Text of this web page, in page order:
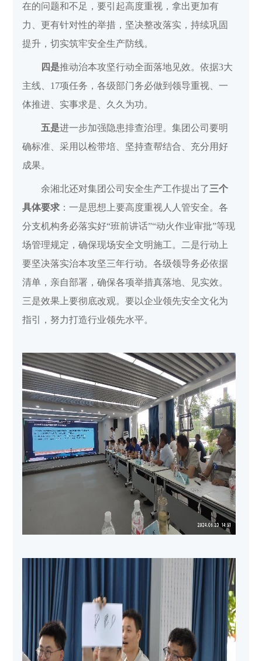
在的问题和不足，要引起高度重视，拿出更加有
力、更有针对性的举措，坚决整改落实，持续巩固
提升，切实筑牢安全生产防线。
四是推动治本攻坚行动全面落地见效。依据3大
主线、17项任务，各级部门务必做到领导重视、一
体推进、实事求是、久久为功。
五是进一步加强隐患排查治理。集团公司要明
确标准、采用以检带培、坚持查帮结合、充分用好
成果。
余湘北还对集团公司安全生产工作提出了三个
具体要求 ：一是思想上要高度重视人人管安全。各
分支机构务必落实好“班前讲话”“动火作业审批”等现
场管理规定，确保现场安全文明施工。 二是行动上
要坚决落实治本攻坚三年行动。各级领导务必依据
清单，亲自部署，确保各项举措真落地、见实效。
三是效果上要彻底改观。要以企业领先安全文化为
指引，努力打造行业领先水平。